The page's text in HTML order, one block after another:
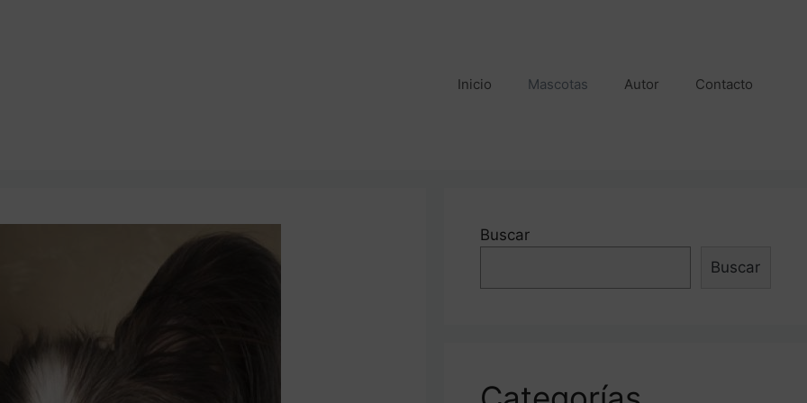
Inicio Mascotas Autor Contacto
Buscar
Buscar